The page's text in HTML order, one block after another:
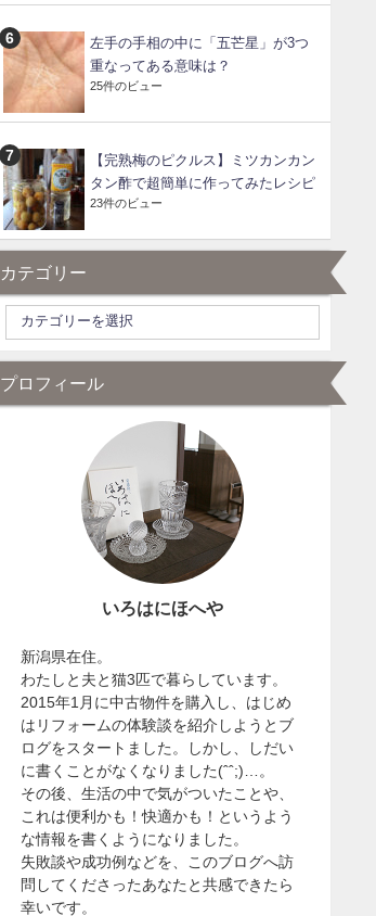
左手の手相の中に「五芒星」が3つ
重なってある意味は？
25件のビュー
【完熟梅のピクルス】ミツカンカン
タン酢で超簡単に作ってみたレシピ
23件のビュー
カテゴリー
プロフィール
いろはにほへや
新潟県在住。
わたしと夫と猫3匹で暮らしています。
2015年1月に中古物件を購入し、はじめ
はリフォームの体験談を紹介しようとブ
ログをスタートました。しかし、しだい
に書くことがなくなりました(ˆˆ;)…。
その後、生活の中で気がついたことや、
これは便利かも！快適かも！というよう
な情報を書くようになりました。
失敗談や成功例などを、このブログへ訪
問してくださったあなたと共感できたら
幸いです。